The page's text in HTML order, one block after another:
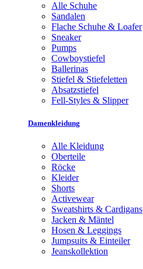
Alle Schuhe
Sandalen
Flache Schuhe & Loafer
Sneaker
Pumps
Cowboystiefel
Ballerinas
Stiefel & Stiefeletten
Absatzstiefel
Fell-Styles & Slipper
Damenkleidung
Alle Kleidung
Oberteile
Röcke
Kleider
Shorts
Activewear
Sweatshirts & Cardigans
Jacken & Mäntel
Hosen & Leggings
Jumpsuits & Einteiler
Jeanskollektion